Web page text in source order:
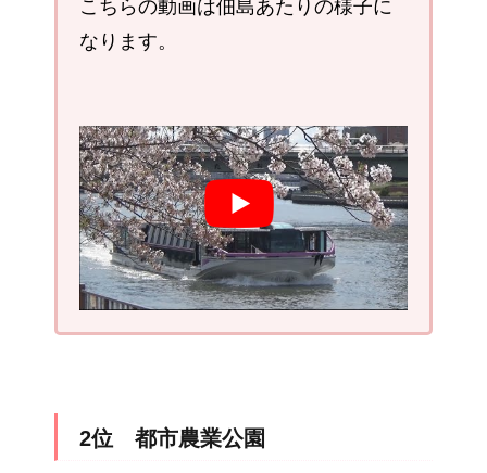
こちらの動画は佃島あたりの様子に
なります。
2位 都市農業公園